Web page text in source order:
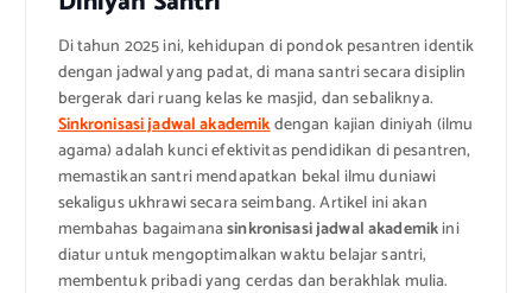
Di tahun 2025 ini, kehidupan di pondok pesantren identik
dengan jadwal yang padat, di mana santri secara disiplin
bergerak dari ruang kelas ke masjid, dan sebaliknya.
Sinkronisasi jadwal akademikdengan kajian diniyah (ilmu
agama) adalah kunci efektivitas pendidikan di pesantren,
memastikan santri mendapatkan bekal ilmu duniawi
sekaligus ukhrawi secara seimbang. Artikel ini akan
membahas bagaimanasinkronisasi jadwal akademikini
diatur untuk mengoptimalkan waktu belajar santri,
membentuk pribadi yang cerdas dan berakhlak mulia.